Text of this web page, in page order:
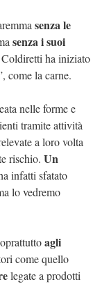
senza le
senza i suoi
Coldiretti ha iniziato
come la carne.
nelle forme e
tramite attività
a loro volta
rischio. Un
infatti sfatato
lo vedremo
agli
come quello
legate a prodotti